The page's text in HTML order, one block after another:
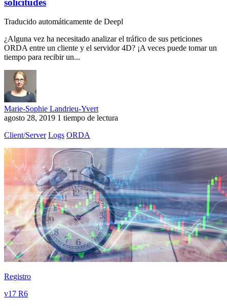
Traducido automáticamente de Deepl
¿Alguna vez ha necesitado analizar el tráfico de sus peticiones
ORDA entre un cliente y el servidor 4D? ¡A veces puede tomar un
tiempo para recibir un...
Marie-Sophie Landrieu-Yvert
agosto 28, 2019 1 tiempo de lectura
Client/Server Logs ORDA
Registro
v17 R6